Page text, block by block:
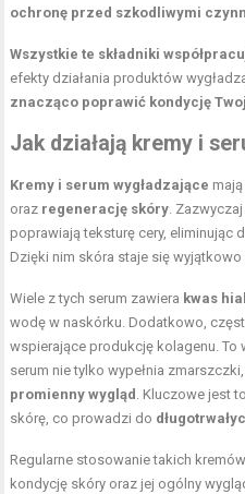
ochronę przed szkodliwymi
Wszystkie te składniki
efekty działania produktów
znacząco poprawić kondycję
Jak działają kremy i
Kremy i serum wygładzające
oraz regenerację skóry.
poprawiają teksturę cery, eliminując
Dzięki nim skóra staje się
Wiele z tych serum zawiera kwas
wodę w naskórku. Dodatkowo,
wspierające produkcję kolagenu. To
serum nie tylko wypełnia
promienny wygląd . Kluczowe jest
skórę, co prowadzi do
Regularne stosowanie takich
kondycję skóry oraz jej ogólny